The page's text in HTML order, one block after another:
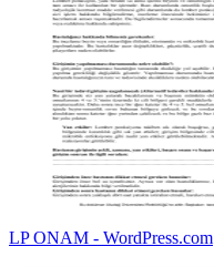
LP ONAM - WordPress.com